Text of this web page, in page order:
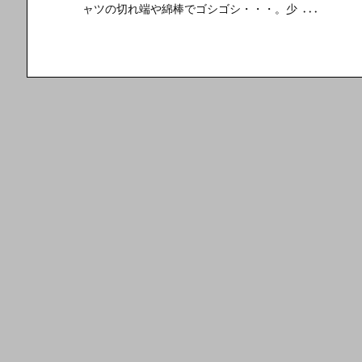
ャツの切れ端や綿棒でゴシゴシ・・・。少 ...